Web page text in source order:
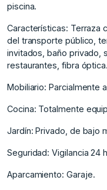
piscina.
Características: Terraza
del transporte público,
invitados, baño privado,
‌restaurantes, fibra óptica.
Mobiliario: ‌Parcialmente
Cocina: Totalmente
Jardín: ‌Privado, ‌de ‌bajo
Seguridad: ‌Vigilancia ‌24
Aparcamiento: ‌Garaje.